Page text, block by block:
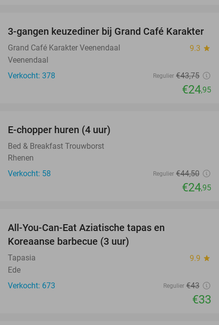
43%
3-gangen keuzediner bij Grand Café Karakter
Grand Café Karakter Veenendaal 9.3 star
Veenendaal
Verkocht: 378
Regulier €43,75
€24,95
E-chopper huren (4 uur)
Bed & Breakfast Trouwborst
Rhenen
Verkocht: 58
Regulier €44,50
€24,95
All-You-Can-Eat Aziatische tapas en
Koreaanse barbecue (3 uur)
Tapasia 9.9 star
Ede
Verkocht: 673
Regulier €43
€33